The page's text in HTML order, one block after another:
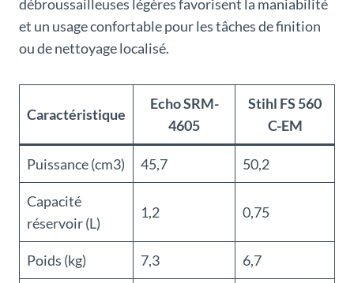
débroussailleuses légères favorisent la maniabilité
et un usage confortable pour les tâches de finition
ou de nettoyage localisé.
Caractéristique
Echo SRM-
4605
Stihl FS 560
C-EM
Puissance (cm3) 45,7 50,2
Capacité
réservoir (L)
1,2 0,75
Poids (kg) 7,3 6,7